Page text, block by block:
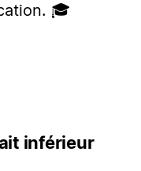
🎓
inférieur